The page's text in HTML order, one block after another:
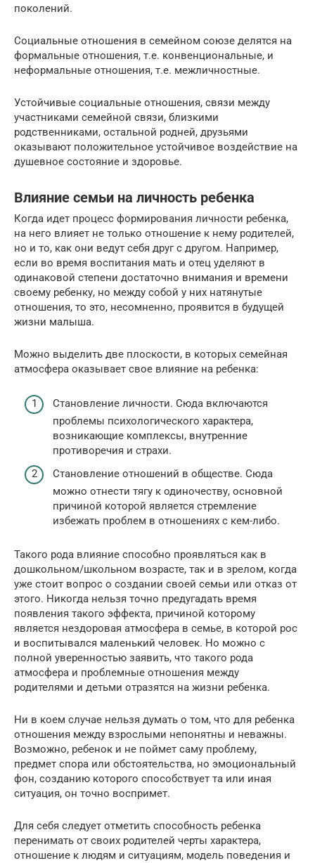
поколений.
Социальные отношения в семейном союзе делятся на
формальные отношения, т.е. конвенциональные, и
неформальные отношения, т.е. межличностные.
Устойчивые социальные отношения, связи между
участниками семейной связи, близкими
родственниками, остальной родней, друзьями
оказывают положительное устойчивое воздействие на
душевное состояние и здоровье.
Влияние семьи на личность ребенка
Когда идет процесс формирования личности ребенка,
на него влияет не только отношение к нему родителей,
но и то, как они ведут себя друг с другом. Например,
если во время воспитания мать и отец уделяют в
одинаковой степени достаточно внимания и времени
своему ребенку, но между собой у них натянутые
отношения, то это, несомненно, проявится в будущей
жизни малыша.
Можно выделить две плоскости, в которых семейная
атмосфера оказывает свое влияние на ребенка:
Становление личности. Сюда включаются
проблемы психологического характера,
возникающие комплексы, внутренние
противоречия и страхи.
Становление отношений в обществе. Сюда
можно отнести тягу к одиночеству, основной
причиной которой является стремление
избежать проблем в отношениях с кем-либо.
Такого рода влияние способно проявляться как в
дошкольном/школьном возрасте, так и в зрелом, когда
уже стоит вопрос о создании своей семьи или отказ от
этого. Никогда нельзя точно предугадать время
появления такого эффекта, причиной которому
является нездоровая атмосфера в семье, в которой рос
и воспитывался маленький человек. Но можно с
полной уверенностью заявить, что такого рода
атмосфера и проблемные отношения между
родителями и детьми отразятся на жизни ребенка.
Ни в коем случае нельзя думать о том, что для ребенка
отношения между взрослыми непонятны и неважны.
Возможно, ребенок и не поймет саму проблему,
предмет спора или обстоятельства, но эмоциональный
фон, созданию которого способствует та или иная
ситуация, он точно воспримет.
Для себя следует отметить способность ребенка
перенимать от своих родителей черты характера,
отношение к людям и ситуациям, модель поведения и